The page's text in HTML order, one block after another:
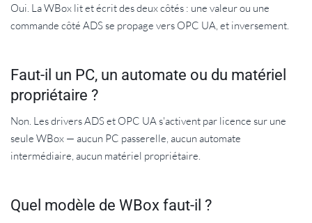
Oui. La WBox lit et écrit des deux côtés : une valeur ou une
commande côté ADS se propage vers OPC UA, et inversement.
Faut-il un PC, un automate ou du matériel
propriétaire ?
Non. Les drivers ADS et OPC UA s'activent par licence sur une
seule WBox — aucun PC passerelle, aucun automate
intermédiaire, aucun matériel propriétaire.
Quel modèle de WBox faut-il ?